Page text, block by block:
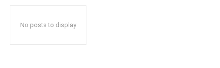
No posts to display